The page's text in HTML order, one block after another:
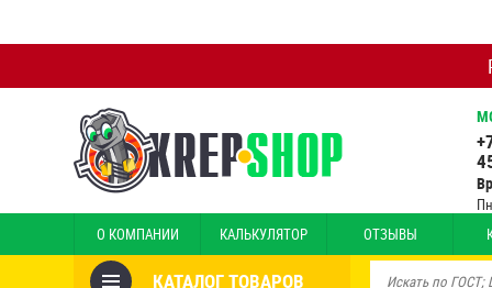
О КОМПАНИИ КАЛЬКУЛЯТОР ОТЗЫВЫ
КАТАЛОГ ТОВАРОВ